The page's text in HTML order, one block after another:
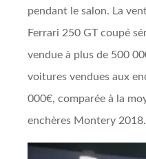
pendant le salon. La
Ferrari 250 GT coupé
vendue à plus de 500
voitures vendues aux
000€, comparée à la
enchères Montery 2018.